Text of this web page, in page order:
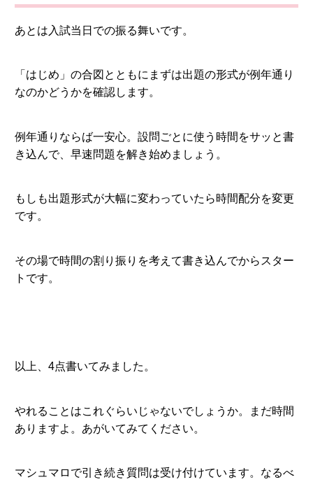
あとは入試当日での振る舞いです。
「はじめ」の合図とともにまずは出題の形式が例年通り
なのかどうかを確認します。
例年通りならば一安心。設問ごとに使う時間をサッと書
き込んで、早速問題を解き始めましょう。
もしも出題形式が大幅に変わっていたら時間配分を変更
です。
その場で時間の割り振りを考えて書き込んでからスター
トです。
以上、4点書いてみました。
やれることはこれぐらいじゃないでしょうか。まだ時間
ありますよ。あがいてみてください。
マシュマロで引き続き質問は受け付けています。なるべ